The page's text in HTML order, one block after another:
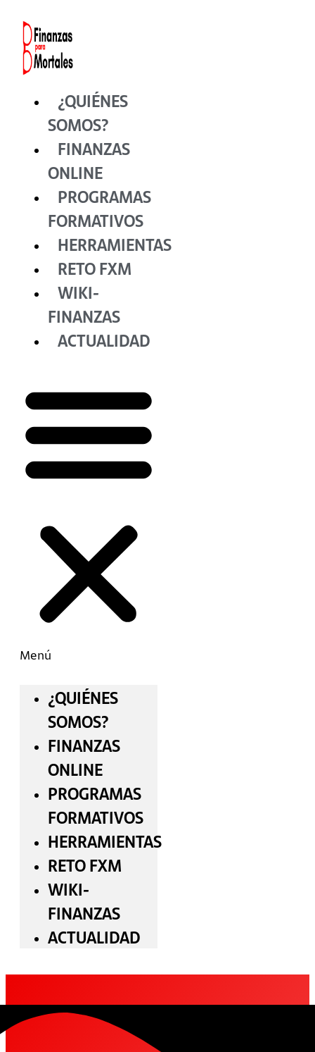
contenido
¿QUIÉNES
SOMOS?
FINANZAS
ONLINE
PROGRAMAS
FORMATIVOS
HERRAMIENTAS
RETO FXM
WIKI-
FINANZAS
ACTUALIDAD
Menú
¿QUIÉNES
SOMOS?
FINANZAS
ONLINE
PROGRAMAS
FORMATIVOS
HERRAMIENTAS
RETO FXM
WIKI-
FINANZAS
ACTUALIDAD